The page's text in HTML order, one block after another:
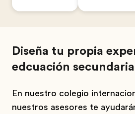
Diseña tu propia
edcuación secundaria
En nuestro colegio
nuestros asesores te